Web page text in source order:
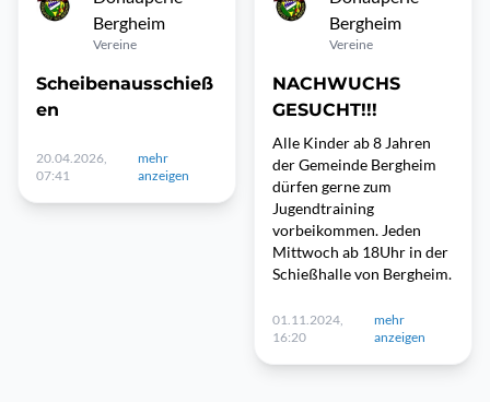
Bergheim
Vereine
Scheibenausschieß
en
20.04.2026,
07:41
mehr
anzeigen
Bergheim
Vereine
NACHWUCHS
GESUCHT!!!
Alle Kinder ab 8 Jahren
der Gemeinde Bergheim
dürfen gerne zum
Jugendtraining
vorbeikommen. Jeden
Mittwoch ab 18Uhr in der
Schießhalle von Bergheim.
01.11.2024,
16:20
mehr
anzeigen